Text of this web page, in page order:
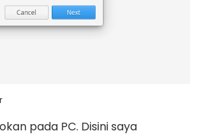
pada PC. Disini saya